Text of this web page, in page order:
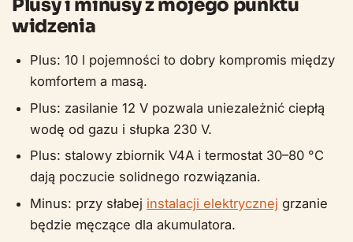
Plusy i minusy z mojego punktu
widzenia
Plus: 10 l pojemności to dobry kompromis między
komfortem a masą.
Plus: zasilanie 12 V pozwala uniezależnić ciepłą
wodę od gazu i słupka 230 V.
Plus: stalowy zbiornik V4A i termostat 30–80 °C
dają poczucie solidnego rozwiązania.
Minus: przy słabej instalacji elektrycznej grzanie
będzie męczące dla akumulatora.